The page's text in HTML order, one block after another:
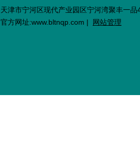
天津市宁河区现代产业园区宁河湾聚丰一品
官方网址:www.bltnqp.com |
网站管理